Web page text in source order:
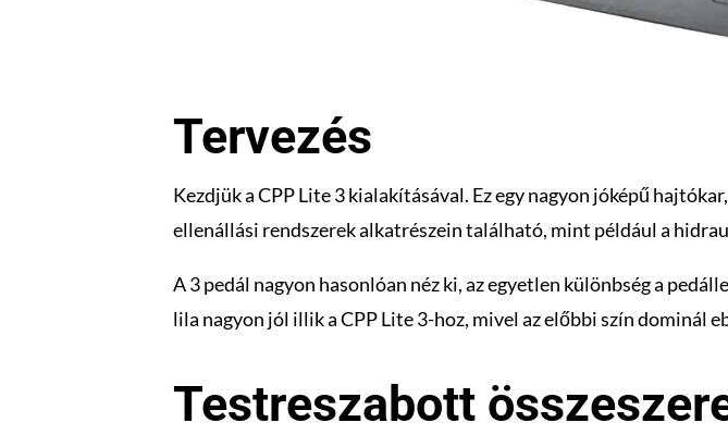
Tervezés
Kezdjük a CPP Lite 3 kialakításával. Ez egy nagyon jóképű
ellenállási rendszerek alkatrészein található, mint például a
A 3 pedál nagyon hasonlóan néz ki, az egyetlen különbség a
lila nagyon jól illik a CPP Lite 3-hoz, mivel az előbbi szín dominál
Testreszabott